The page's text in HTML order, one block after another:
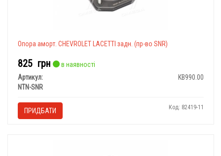
Опора аморт. CHEVROLET LACETTI задн. (пр-во SNR)
825 грн
в наявності
Артикул:
KB990.00
NTN-SNR
ПРИДБАТИ Код: 82419-11